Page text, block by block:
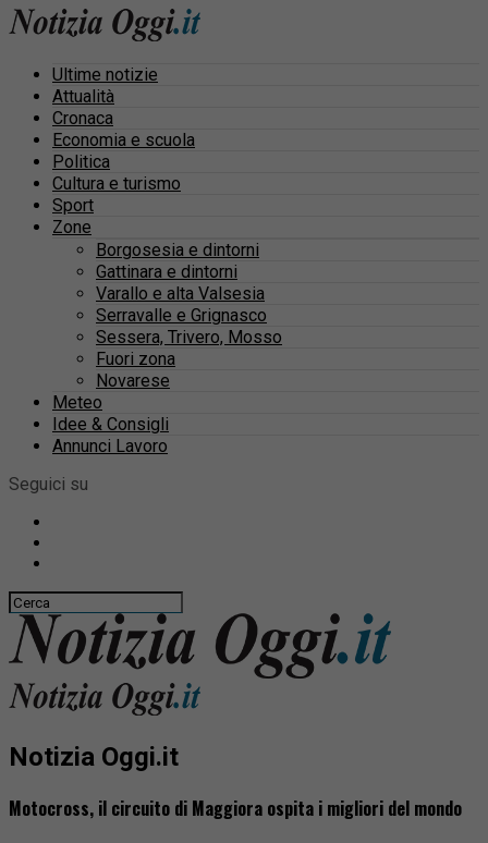
Ultime notizie
Attualità
Cronaca
Economia e scuola
Politica
Cultura e turismo
Sport
Zone
Borgosesia e dintorni
Gattinara e dintorni
Varallo e alta Valsesia
Serravalle e Grignasco
Sessera, Trivero, Mosso
Fuori zona
Novarese
Meteo
Idee & Consigli
Annunci Lavoro
Seguici su
Notizia Oggi.it
Motocross, il circuito di Maggiora ospita i migliori del mondo